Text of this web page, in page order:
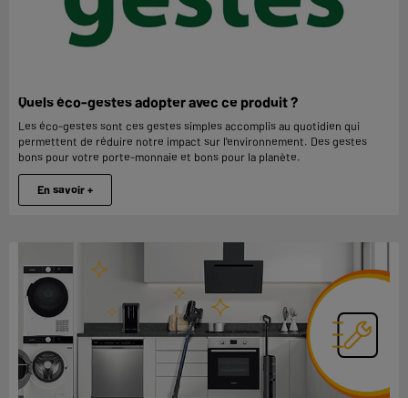
Quels éco-gestes adopter avec ce produit ?
Les éco-gestes sont ces gestes simples accomplis au quotidien qui
permettent de réduire notre impact sur l'environnement. Des gestes
bons pour votre porte-monnaie et bons pour la planète.
En savoir +